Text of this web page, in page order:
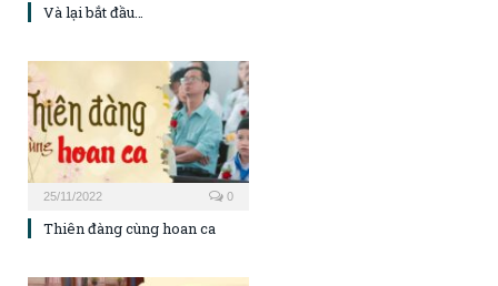
Và lại bắt đầu…
25/11/2022 0
Thiên đàng cùng hoan ca